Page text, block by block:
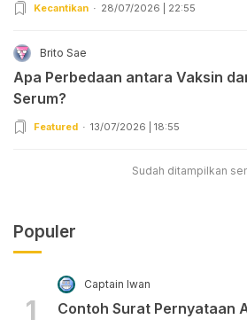
Kecantikan 28/07/2026 | 22:55
Brito Sae
Apa Perbedaan antara Vaksin
Serum?
Featured 13/07/2026 | 18:55
Sudah ditampilkan
Populer
1
Captain Iwan
Contoh Surat Pernyataan